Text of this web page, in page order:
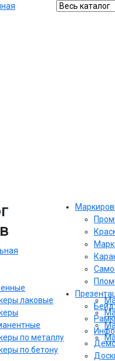
лаковые
по металлу
по бетону